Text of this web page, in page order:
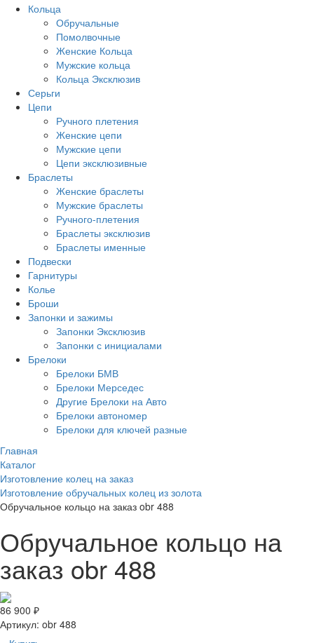
Кольца
Обручальные
Помолвочные
Женские Кольца
Мужские кольца
Кольца Эксклюзив
Серьги
Цепи
Ручного плетения
Женские цепи
Мужские цепи
Цепи эксклюзивные
Браслеты
Женские браслеты
Мужские браслеты
Ручного-плетения
Браслеты эксклюзив
Браслеты именные
Подвески
Гарнитуры
Колье
Броши
Запонки и зажимы
Запонки Эксклюзив
Запонки с инициалами
Брелоки
Брелоки БМВ
Брелоки Мерседес
Другие Брелоки на Авто
Брелоки автономер
Брелоки для ключей разные
Главная
Каталог
Изготовление колец на заказ
Изготовление обручальных колец из золота
Обручальное кольцо на заказ obr 488
Обручальное кольцо на
заказ obr 488
86 900 ₽
Артикул: obr 488